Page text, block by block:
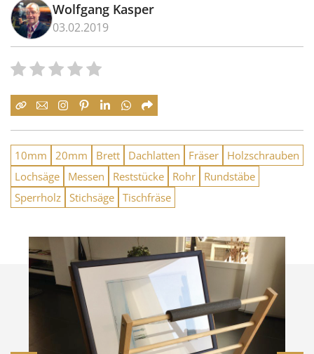
Wolfgang Kasper
03.02.2019
10mm 20mm Brett Dachlatten Fräser
Holzschrauben
Lochsäge
Messen Reststücke Rohr
Rundstäbe
Sperrholz Stichsäge Tischfräse